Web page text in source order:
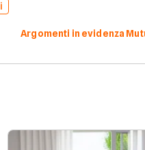
Argomenti in evidenza